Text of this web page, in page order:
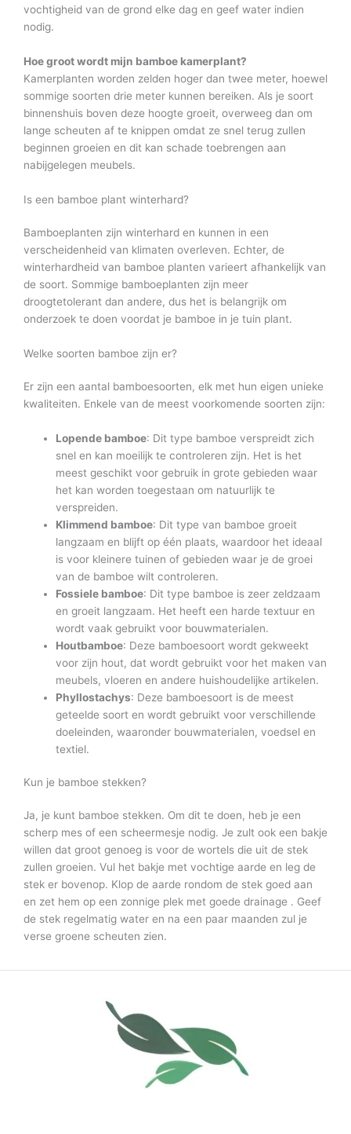
vochtigheid van de grond elke dag en geef water indien
nodig.
Hoe groot wordt mijn bamboe kamerplant?
Kamerplanten worden zelden hoger dan twee meter, hoewel
sommige soorten drie meter kunnen bereiken. Als je soort
binnenshuis boven deze hoogte groeit, overweeg dan om
lange scheuten af te knippen omdat ze snel terug zullen
beginnen groeien en dit kan schade toebrengen aan
nabijgelegen meubels.
Is een bamboe plant winterhard?
Bamboeplanten zijn winterhard en kunnen in een
verscheidenheid van klimaten overleven. Echter, de
winterhardheid van bamboe planten varieert afhankelijk van
de soort. Sommige bamboeplanten zijn meer
droogtetolerant dan andere, dus het is belangrijk om
onderzoek te doen voordat je bamboe in je tuin plant.
Welke soorten bamboe zijn er?
Er zijn een aantal bamboesoorten, elk met hun eigen unieke
kwaliteiten. Enkele van de meest voorkomende soorten zijn:
Lopende bamboe: Dit type bamboe verspreidt zich
snel en kan moeilijk te controleren zijn. Het is het
meest geschikt voor gebruik in grote gebieden waar
het kan worden toegestaan om natuurlijk te
verspreiden.
Klimmend bamboe: Dit type van bamboe groeit
langzaam en blijft op één plaats, waardoor het ideaal
is voor kleinere tuinen of gebieden waar je de groei
van de bamboe wilt controleren.
Fossiele bamboe: Dit type bamboe is zeer zeldzaam
en groeit langzaam. Het heeft een harde textuur en
wordt vaak gebruikt voor bouwmaterialen.
Houtbamboe: Deze bamboesoort wordt gekweekt
voor zijn hout, dat wordt gebruikt voor het maken van
meubels, vloeren en andere huishoudelijke artikelen.
Phyllostachys: Deze bamboesoort is de meest
geteelde soort en wordt gebruikt voor verschillende
doeleinden, waaronder bouwmaterialen, voedsel en
textiel.
Kun je bamboe stekken?
Ja, je kunt bamboe stekken. Om dit te doen, heb je een
scherp mes of een scheermesje nodig. Je zult ook een bakje
willen dat groot genoeg is voor de wortels die uit de stek
zullen groeien. Vul het bakje met vochtige aarde en leg de
stek er bovenop. Klop de aarde rondom de stek goed aan
en zet hem op een zonnige plek met goede drainage . Geef
de stek regelmatig water en na een paar maanden zul je
verse groene scheuten zien.